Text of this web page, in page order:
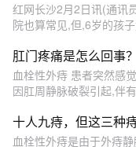
红网长沙2月2日讯(通讯
院也算常见,但,6岁的孩
肛门疼痛是怎么回事
血栓性外痔 患者突然感
因肛周静脉破裂引起,伴
十人九痔，但这三种
血栓性外痔是由于外痔